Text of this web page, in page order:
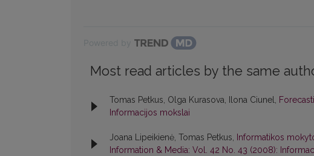
Most read articles by the same
Tomas Petkus, Olga Kurasova, Ilona Ciunel,
Informacijos mokslai
Joana Lipeikienė, Tomas Petkus, Informatikos
Information & Media: Vol. 42 No. 43 (2008):